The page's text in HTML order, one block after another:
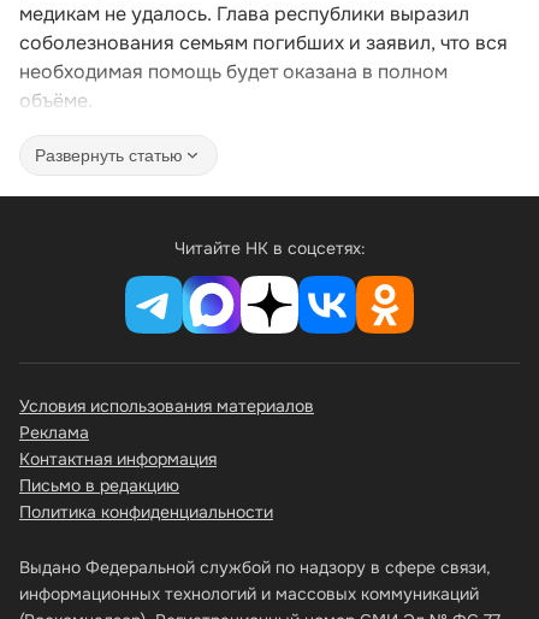
медикам не удалось. Глава республики выразил
соболезнования семьям погибших и заявил, что вся
необходимая помощь будет оказана в полном
объёме.
Развернуть статью
Читайте НК в соцсетях:
Выдано Федеральной службой по надзору в сфере связи,
информационных технологий и массовых коммуникаций
Условия использования материалов
Реклама
Контактная информация
Письмо в редакцию
Политика конфиденциальности